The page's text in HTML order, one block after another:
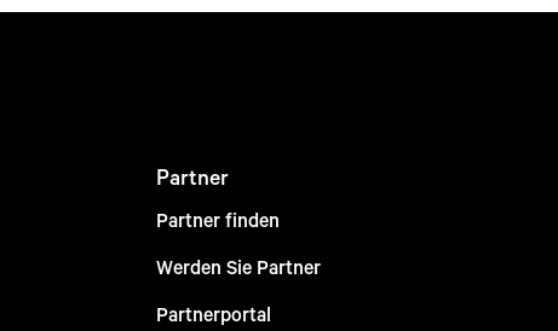
Partner
Partner finden
Werden Sie Partner
Partnerportal